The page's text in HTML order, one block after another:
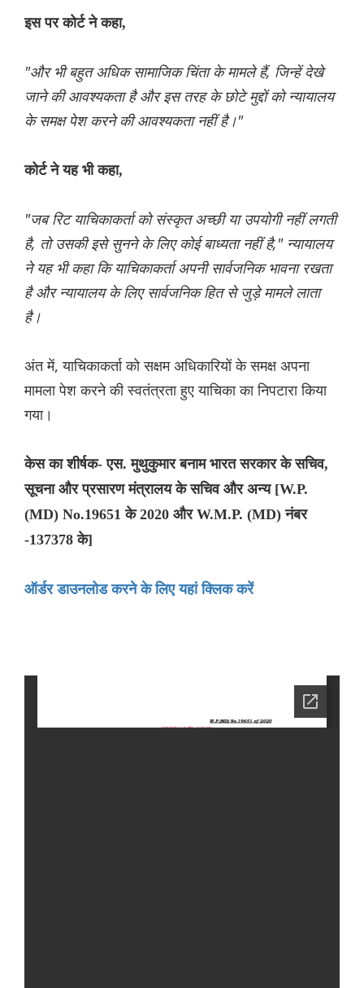
इस पर कोर्ट ने कहा,
"और भी बहुत अधिक सामाजिक चिंता के मामले हैं, जिन्हें देखे
जाने की आवश्यकता है और इस तरह के छोटे मुद्दों को न्यायालय
के समक्ष पेश करने की आवश्यकता नहीं है।"
कोर्ट ने यह भी कहा,
"जब रिट याचिकाकर्ता को संस्कृत अच्छी या उपयोगी नहीं लगती
है, तो उसकी इसे सुनने के लिए कोई बाध्यता नहीं है," न्यायालय
ने यह भी कहा कि याचिकाकर्ता अपनी सार्वजनिक भावना रखता
है और न्यायालय के लिए सार्वजनिक हित से जुड़े मामले लाता
है।
अंत में, याचिकाकर्ता को सक्षम अधिकारियों के समक्ष अपना
मामला पेश करने की स्वतंत्रता हुए याचिका का निपटारा किया
गया।
केस का शीर्षक- एस. मुथुकुमार बनाम भारत सरकार के सचिव,
सूचना और प्रसारण मंत्रालय के सचिव और अन्य [W.P.
(MD) No.19651 के 2020 और W.M.P. (MD) नंबर
-137378 के]
ऑर्डर डाउनलोड करने के लिए यहां क्लिक करें